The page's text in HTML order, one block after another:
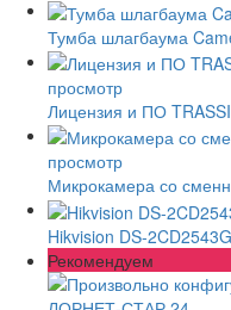
Тумба шлагбаума
просмотр
Лицензия и ПО
просмотр
Микрокамера со
Hikvision DS-
Рекомендуем